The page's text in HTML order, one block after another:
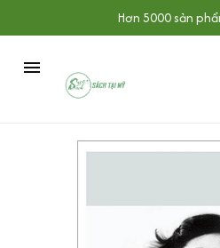
Hơn 5000 sản